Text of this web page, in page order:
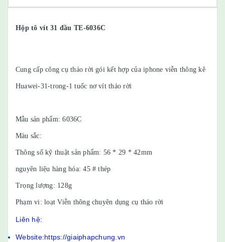
Hộp tô vít 31 đầu TE-6036C
Cung cấp công cụ tháo rời gói kết hợp của iphone viễn thông kê
Huawei-31-trong-1 tuốc nơ vít tháo rời
Mẫu sản phẩm: 6036C
Màu sắc:
Thông số kỹ thuật sản phẩm: 56 * 29 * 42mm
nguyên liệu hàng hóa: 45 # thép
Trọng lượng: 128g
Phạm vi: loạt Viễn thông chuyên dụng cụ tháo rời
Liên hệ:
Website:https://giaiphapchung.vn